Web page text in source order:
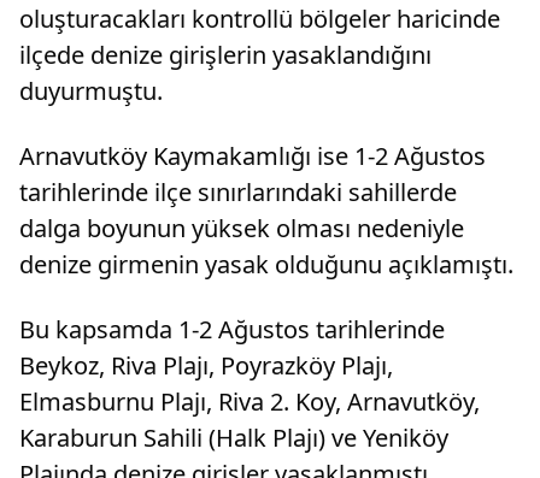
oluşturacakları kontrollü bölgeler haricinde
ilçede denize girişlerin yasaklandığını
duyurmuştu.
Arnavutköy Kaymakamlığı ise 1-2 Ağustos
tarihlerinde ilçe sınırlarındaki sahillerde
dalga boyunun yüksek olması nedeniyle
denize girmenin yasak olduğunu açıklamıştı.
Bu kapsamda 1-2 Ağustos tarihlerinde
Beykoz, Riva Plajı, Poyrazköy Plajı,
Elmasburnu Plajı, Riva 2. Koy, Arnavutköy,
Karaburun Sahili (Halk Plajı) ve Yeniköy